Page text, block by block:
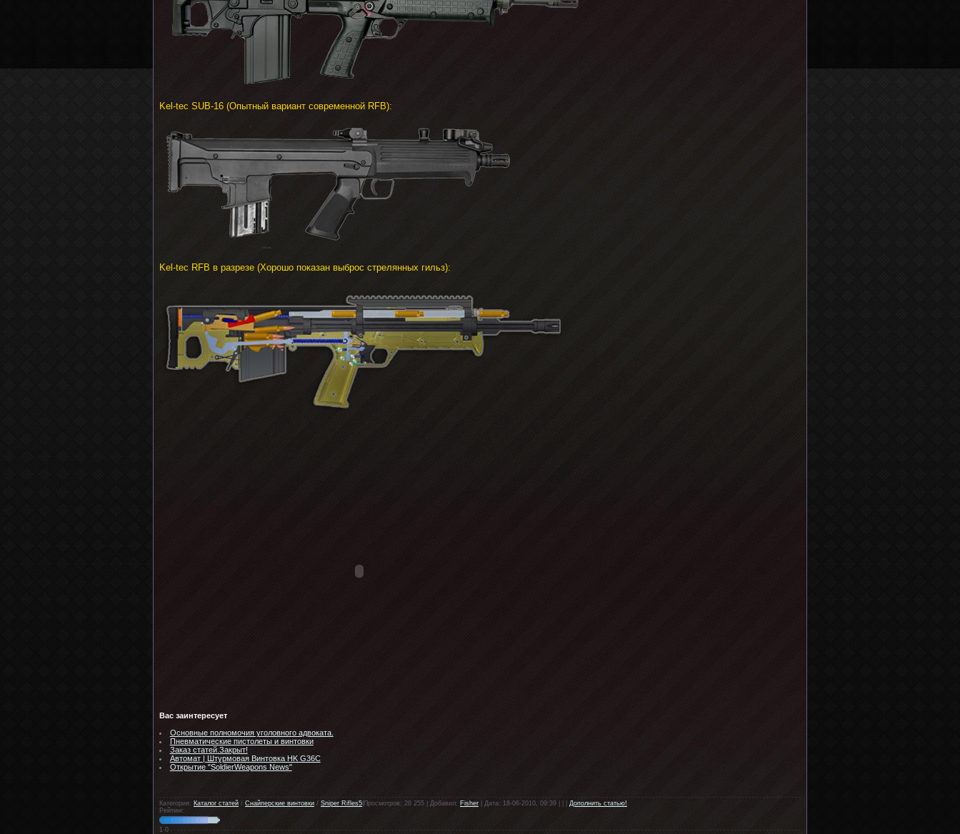
Kel-tec SUB-16 (Опытный вариант современной RFB):
Kel-tec RFB в разрезе (Хорошо показан выброс стрелянных гильз):
Вас заинтересует
Основные полномочия уголовного адвоката.
Пневматические пистолеты и винтовки
Заказ статей.Закрыт!
Автомат | Штурмовая Винтовка HK G36C
Открытие "SoldierWeapons News"
Категория: Каталог статей / Снайперские винтовки / Sniper Rifles5 |Просмотров: 28 255 | Добавил: Fisher | Дата: 18-06-2010, 09:39 | | | Дополнить статью!
Рейтинг:
1 0